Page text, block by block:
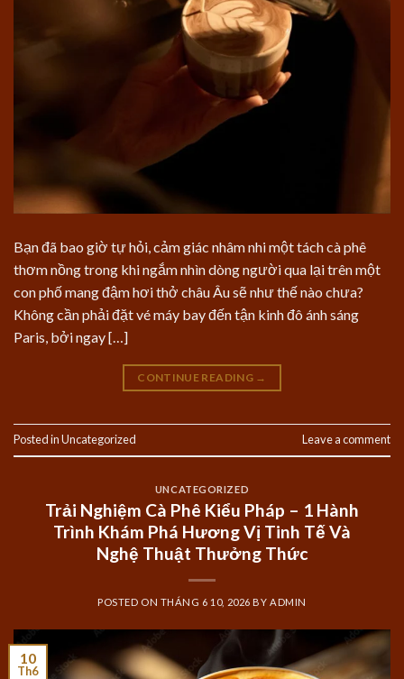
Bạn đã bao giờ tự hỏi, cảm giác nhâm nhi một tách cà phê
thơm nồng trong khi ngắm nhìn dòng người qua lại trên một
con phố mang đậm hơi thở châu Âu sẽ như thế nào chưa?
Không cần phải đặt vé máy bay đến tận kinh đô ánh sáng
Paris, bởi ngay […]
CONTINUE READING →
Posted inUncategorized Leave a comment
UNCATEGORIZED
Trải Nghiệm Cà Phê Kiểu Pháp – 1 Hành
Trình Khám Phá Hương Vị Tinh Tế Và
Nghệ Thuật Thưởng Thức
POSTED ON THÁNG 6 10, 2026 BY ADMIN
10
Th6